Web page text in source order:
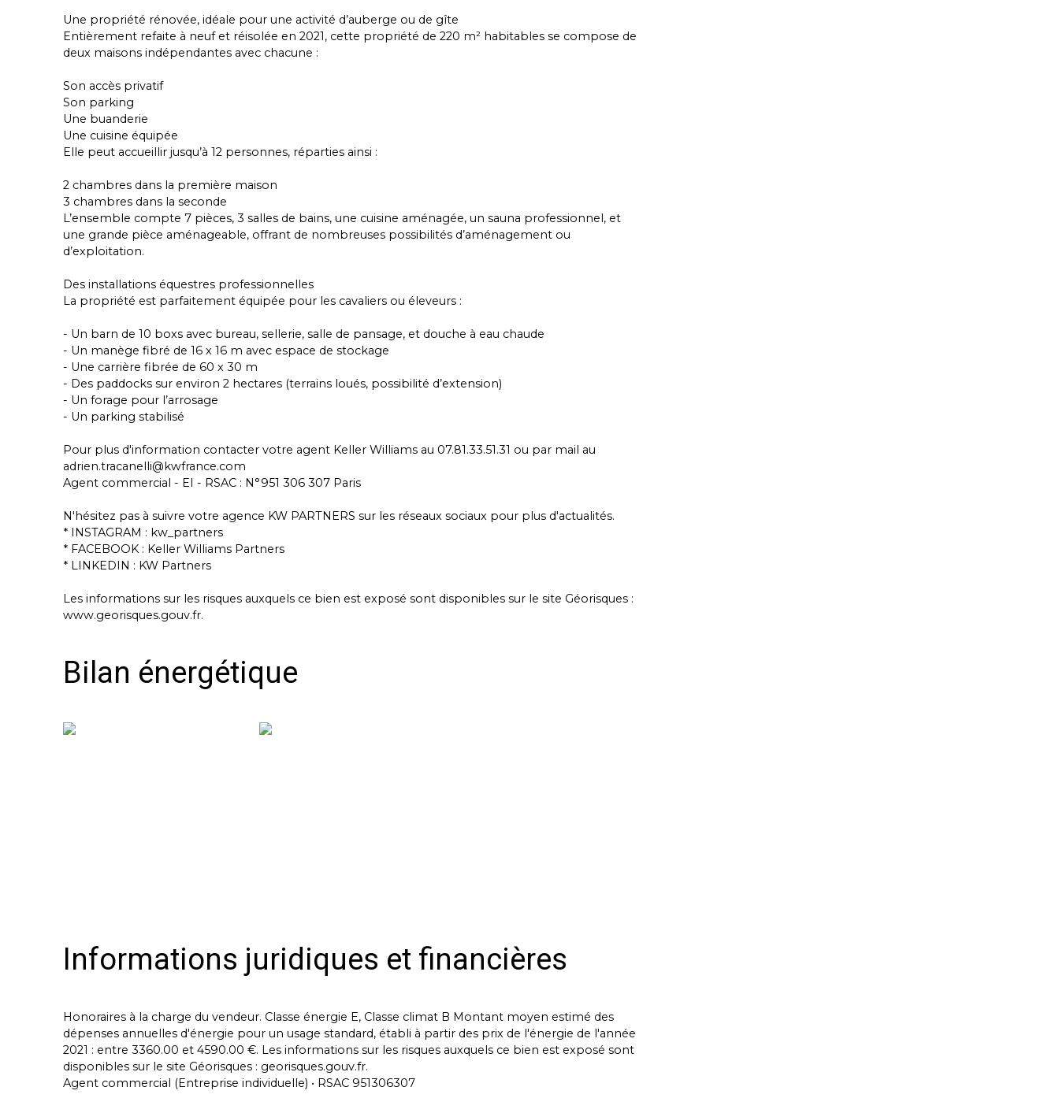
Une propriété rénovée, idéale pour une activité d’auberge ou de gîte
Entièrement refaite à neuf et réisolée en 2021, cette propriété de 220 m² habitables se compose de
deux maisons indépendantes avec chacune :
Son accès privatif
Son parking
Une buanderie
Une cuisine équipée
Elle peut accueillir jusqu’à 12 personnes, réparties ainsi :
2 chambres dans la première maison
3 chambres dans la seconde
L’ensemble compte 7 pièces, 3 salles de bains, une cuisine aménagée, un sauna professionnel, et
une grande pièce aménageable, offrant de nombreuses possibilités d’aménagement ou
d’exploitation.
Des installations équestres professionnelles
La propriété est parfaitement équipée pour les cavaliers ou éleveurs :
- Un barn de 10 boxs avec bureau, sellerie, salle de pansage, et douche à eau chaude
- Un manège fibré de 16 x 16 m avec espace de stockage
- Une carrière fibrée de 60 x 30 m
- Des paddocks sur environ 2 hectares (terrains loués, possibilité d’extension)
- Un forage pour l’arrosage
- Un parking stabilisé
Pour plus d'information contacter votre agent Keller Williams au 07.81.33.51.31 ou par mail au
adrien.tracanelli@kwfrance.com
Agent commercial - EI - RSAC : N°951 306 307 Paris
N'hésitez pas à suivre votre agence KW PARTNERS sur les réseaux sociaux pour plus d'actualités.
* INSTAGRAM : kw_partners
* FACEBOOK : Keller Williams Partners
* LINKEDIN : KW Partners
Les informations sur les risques auxquels ce bien est exposé sont disponibles sur le site Géorisques :
www.georisques.gouv.fr.
Bilan énergétique
Informations juridiques et financières
Honoraires à la charge du vendeur. Classe énergie E, Classe climat B Montant moyen estimé des
dépenses annuelles d'énergie pour un usage standard, établi à partir des prix de l'énergie de l'année
2021 : entre 3360.00 et 4590.00 €. Les informations sur les risques auxquels ce bien est exposé sont
disponibles sur le site Géorisques : georisques.gouv.fr.
Agent commercial (Entreprise individuelle) • RSAC 951306307